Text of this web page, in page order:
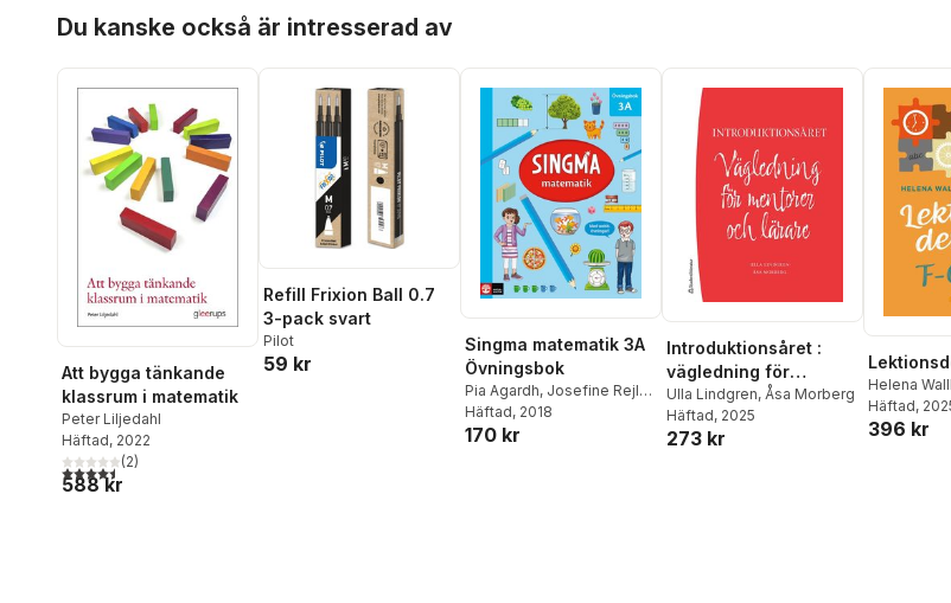
Du kanske också är intresserad av
Att bygga tänkande
klassrum i matematik
Peter Liljedahl
Häftad, 2022
4,5utav 5 stjärnor. Totalt antal röster:
(2)
588 kr
Refill Frixion Ball 0.7
3-pack svart
Pilot
59 kr
Singma matematik 3A
Övningsbok
Pia Agardh, Josefine Rejler
Brandon Oh
Häftad, 2018
170 kr
Introduktionsåret :
vägledning för
mentorer och lärare
Ulla Lindgren, Åsa Morberg
Häftad, 2025
273 kr
Helena
Häftad,
396 kr